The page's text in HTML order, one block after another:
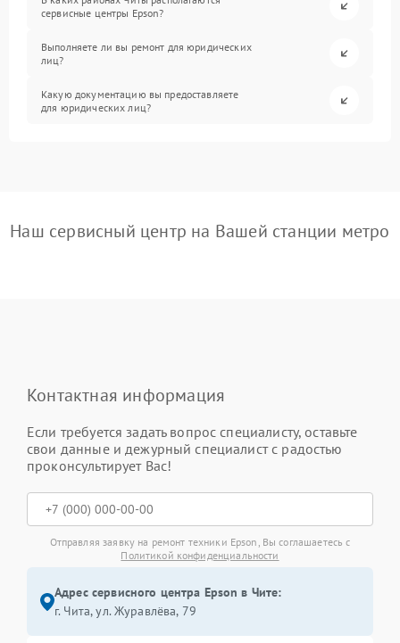
сервисные центры Epson?
Выполняете ли вы ремонт для юридических
лиц?
Какую документацию вы предоставляете
для юридических лиц?
Наш сервисный центр на Вашей станции метро
Контактная информация
Если требуется задать вопрос специалисту, оставьте
свои данные и дежурный специалист с радостью
проконсультирует Вас!
Отправляя заявку на ремонт техники Epson, Вы соглашаетесь с
Политикой конфиденциальности
Адрес сервисного центра Epson в Чите:
г. Чита, ул. Журавлёва, 79